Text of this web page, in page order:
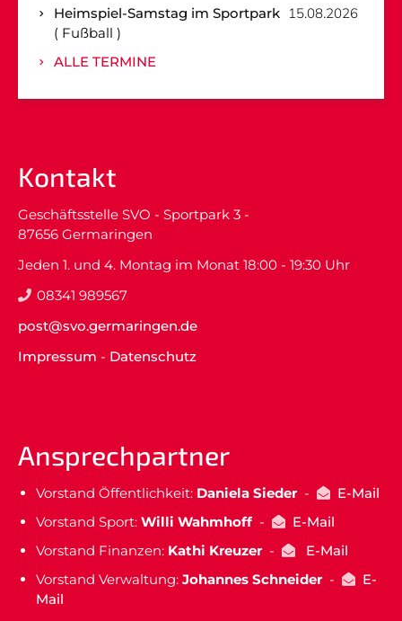
Heimspiel-Samstag im Sportpark 15.08.2026
Fußball
ALLE TERMINE
Kontakt
Geschäftsstelle SVO - Sportpark 3 -
87656 Germaringen
Jeden 1. und 4. Montag im Monat 18:00 - 19:30 Uhr
08341 989567
post@svo.germaringen.de
Impressum - Datenschutz
Ansprechpartner
Vorstand Öffentlichkeit: Daniela Sieder-
E-Mail
Vorstand Sport: Willi Wahmhoff-
E-Mail
Vorstand Finanzen: Kathi Kreuzer-
E-Mail
Vorstand Verwaltung: Johannes Schneider -
E-
Mail